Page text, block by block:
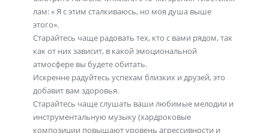
лам: « Я с этим сталкиваюсь, но моя душа выше
этого».
Старайтесь чаще радовать тех, кто с вами рядом, так
как от них зависит, в какой эмоциональной
атмосфере вы будете обитать.
Искренне радуйтесь успехам близких и друзей, это
добавит вам здоровья.
Старайтесь чаще слушать ваши любимые мелодии и
инструментальную музыку (хардроковые
композиции повышают уровень агрессивности и